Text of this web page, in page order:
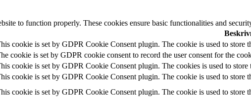
to function properly. These cookies ensure basic functionalities and
cookie is set by GDPR Cookie Consent plugin. The cookie is used to store
cookie is set by GDPR cookie consent to record the user consent for the
cookie is set by GDPR Cookie Consent plugin. The cookies is used to
cookie is set by GDPR Cookie Consent plugin. The cookie is used to store
cookie is set by GDPR Cookie Consent plugin. The cookie is used to store